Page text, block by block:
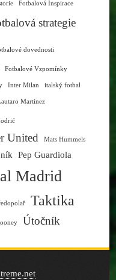
Fotbalová Inspirace
strategie
dovednosti
Fotbalové Vzpomínky
Inter Milan italský fotbal
Martínez
United Mats Hummels
Pep Guardiola
Madrid
Taktika
Útočník